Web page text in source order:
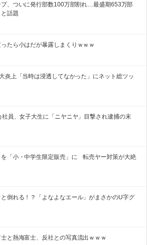
プ、ついに発行部数100万部割れ…最盛期653万部
話題
ったら小はだが暴露しまくりｗｗｗ
炎上「当時は浸透してなかった」にネット総ツッ
社員、女子大生に「ニヤニヤ」目撃され逮捕の末
を「小・中学生限定販売」に 転売ヤー対策が大絶
と倒れる！？「よなよなエール」がまさかのU字グ
士と熱海富士、反社との写真流出ｗｗｗ